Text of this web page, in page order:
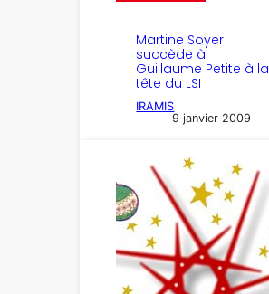
Martine Soyer
succède à
Guillaume Petite à la
tête du LSI
IRAMIS
9 janvier 2009